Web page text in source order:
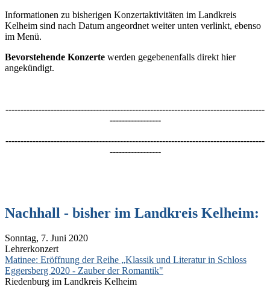
Informationen zu bisherigen Konzertaktivitäten im Landkreis
Kelheim sind nach Datum angeordnet weiter unten verlinkt, ebenso
im Menü.
Bevorstehende Konzerte werden gegebenenfalls direkt hier
angekündigt.
--------------------------------------------------------------------------------------
-----------------
--------------------------------------------------------------------------------------
-----------------
Nachhall - bisher im Landkreis Kelheim:
Sonntag, 7. Juni 2020
Lehrerkonzert
Matinee: Eröffnung der Reihe „Klassik und Literatur in Schloss
Eggersberg 2020 - Zauber der Romantik"
Riedenburg im Landkreis Kelheim